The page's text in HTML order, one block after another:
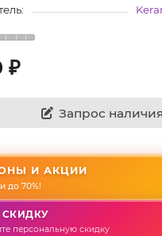
₽
Запрос наличия
И АКЦИИ
до 70%!
СКИДКУ
персональную скидку